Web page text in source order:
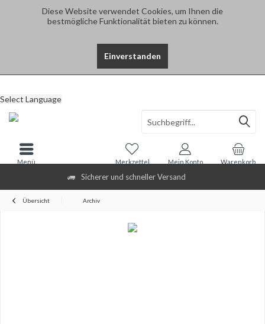
Diese Website verwendet Cookies, um Ihnen die
bestmögliche Funktionalität bieten zu können.
Einverstanden
Sicherer und schneller Versand
Select Language
Warenkorb
Merkzettel Mein Konto
Menü
Übersicht Archiv